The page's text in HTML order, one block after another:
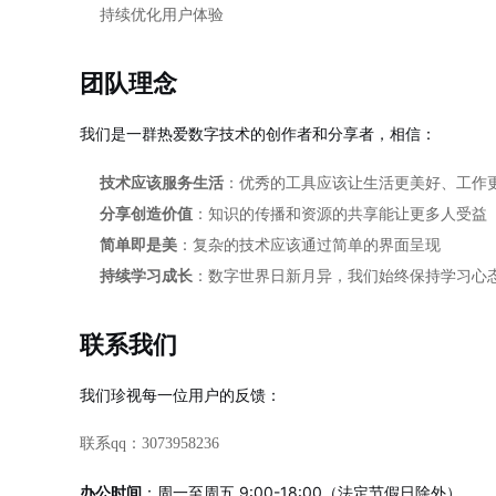
持续优化用户体验
团队理念
我们是一群热爱数字技术的创作者和分享者，相信：
技术应该服务生活 ：优秀的工具应该让生活更美好、工作
分享创造价值 ：知识的传播和资源的共享能让更多人受益
简单即是美 ：复杂的技术应该通过简单的界面呈现
持续学习成长 ：数字世界日新月异，我们始终保持学习心
联系我们
我们珍视每一位用户的反馈：
联系qq：3073958236
办公时间 ：周一至周五 9:00-18:00（法定节假日除外）